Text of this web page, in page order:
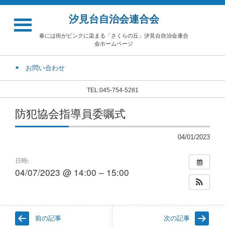
汐見台自治会連合会
春には街がピンクに染まる「さくらの丘」汐見台自治会連合
会ホームページ
お問い合わせ
TEL:045-754-5281
防犯協会指導員委嘱式
04/01/2023
日時:
04/07/2023 @ 14:00 – 15:00
前の記事 次の記事